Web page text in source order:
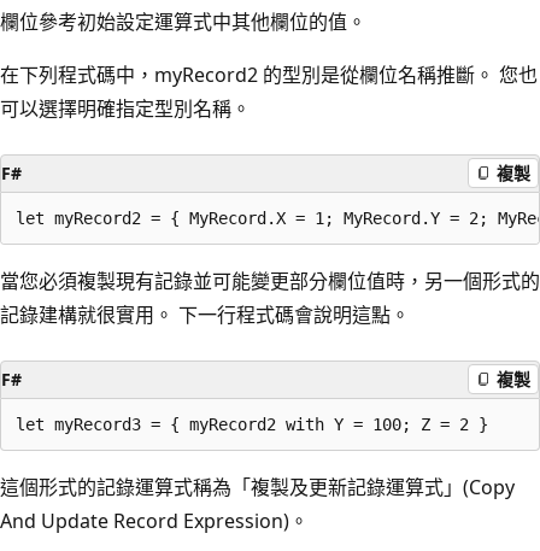
欄位參考初始設定運算式中其他欄位的值。
在下列程式碼中，myRecord2 的型別是從欄位名稱推斷。 您也
可以選擇明確指定型別名稱。
F# 複製
當您必須複製現有記錄並可能變更部分欄位值時，另一個形式的
記錄建構就很實用。 下一行程式碼會說明這點。
F# 複製
這個形式的記錄運算式稱為「複製及更新記錄運算式」(Copy
And Update Record Expression)。